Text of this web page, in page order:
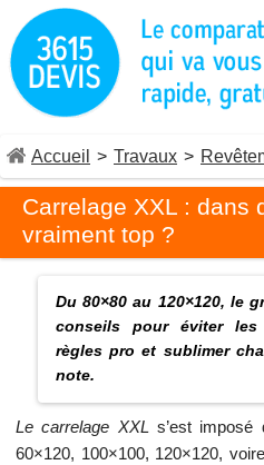
Accueil > Travaux >
Carrelage XXL : dans
vraiment top ?
Du 80×80 au 120×120, le
conseils pour éviter les
règles pro et sublimer
note.
Le carrelage XXL s’est
60×120, 100×100, 120×120,